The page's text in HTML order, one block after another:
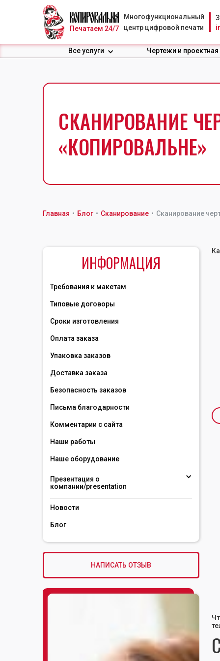
Печатаем 24/7
Многофункциональный
центр цифровой печати
Все услуги Чертежи и
СКАНИРОВАНИЕ
«КОПИРОВАЛЬНЕ»
Главная • Блог • Сканирование • Сканирование
ИНФОРМАЦИЯ
Требования к макетам
Типовые договоры
Сроки изготовления
Оплата заказа
Упаковка заказов
Доставка заказа
Безопасность заказов
Письма благодарности
Комментарии с сайта
Наши работы
Наше оборудование
Презентация о
компании/presentation
Новости
Блог
НАПИСАТЬ ОТЗЫВ